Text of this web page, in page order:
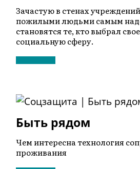
Зачастую в стенах
пожилыми людьми самым
становятся те, кто выбрал
социальную сферу.
Быть рядом
Чем интересна технология
проживания